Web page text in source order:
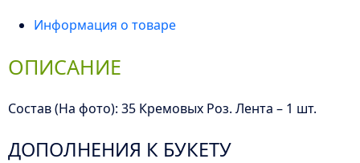
Информация о товаре
ОПИСАНИЕ
Состав (На фото): 35 Кремовых Роз. Лента – 1 шт.
ДОПОЛНЕНИЯ К БУКЕТУ